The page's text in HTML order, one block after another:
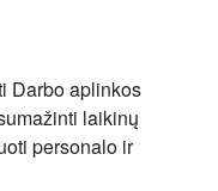
Darbo aplinkos
laikinų
personalo ir